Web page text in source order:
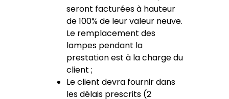
seront facturées à hauteur
de 100% de leur valeur neuve.
Le remplacement des
lampes pendant la
prestation est à la charge du
client ;
Le client devra fournir dans
les délais prescrits (2